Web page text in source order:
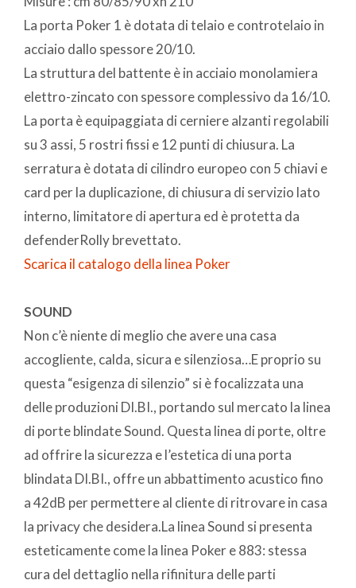
La porta Poker 1 è dotata di telaio e controtelaio in
acciaio dallo spessore 20/10.
La struttura del battente è in acciaio monolamiera
elettro-zincato con spessore complessivo da 16/10.
La porta è equipaggiata di cerniere alzanti regolabili
su 3 assi, 5 rostri fissi e 12 punti di chiusura. La
serratura è dotata di cilindro europeo con 5 chiavi e
card per la duplicazione, di chiusura di servizio lato
interno, limitatore di apertura ed è protetta da
defenderRolly brevettato.
Scarica il catalogo della linea Poker
SOUND
Non c’è niente di meglio che avere una casa
accogliente, calda, sicura e silenziosa…E proprio su
questa “esigenza di silenzio” si è focalizzata una
delle produzioni DI.BI., portando sul mercato la linea
di porte blindate Sound. Questa linea di porte, oltre
ad offrire la sicurezza e l’estetica di una porta
blindata DI.BI., offre un abbattimento acustico fino
a 42dB per permettere al cliente di ritrovare in casa
la privacy che desidera.La linea Sound si presenta
esteticamente come la linea Poker e 883: stessa
cura del dettaglio nella rifinitura delle parti